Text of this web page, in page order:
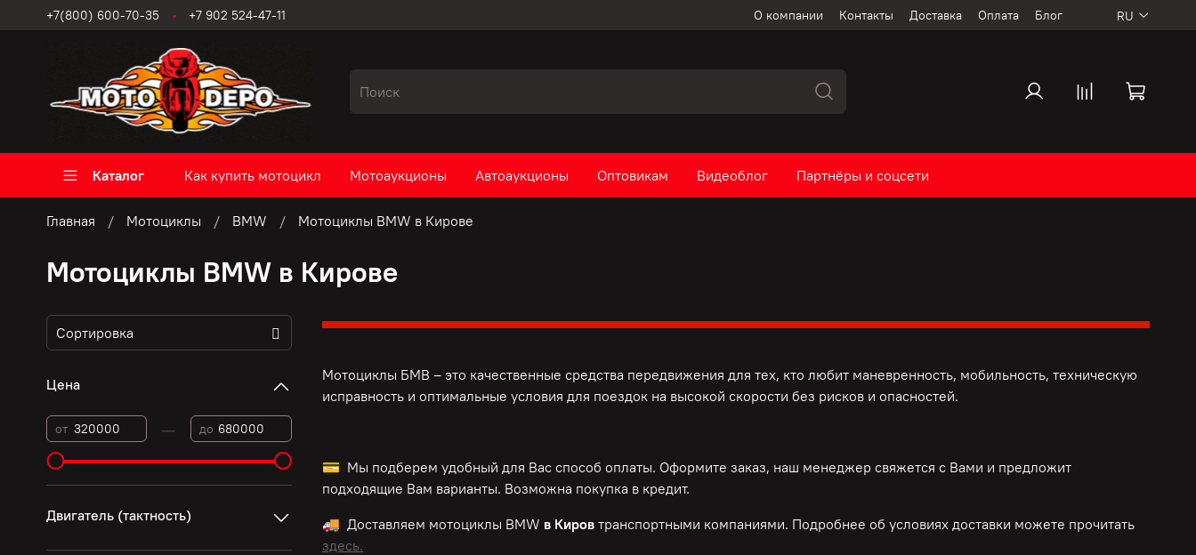
О компании Контакты Доставка Оплата Блог
+7(800) 600-70-35 +7 902 524-47-11 RU
Каталог Как купить мотоцикл Мотоаукционы Автоаукционы Оптовикам Видеоблог Партнёры и соцсети
Главная Мотоциклы BMW Мотоциклы BMW в Кирове
Мотоциклы BMW в Кирове
Мотоциклы БМВ – это качественные средства передвижения для тех, кто любит маневренность, мобильность, техническую
исправность и оптимальные условия для поездок на высокой скорости без рисков и опасностей.
💳 Мы подберем удобный для Вас способ оплаты. Оформите заказ, наш менеджер свяжется с Вами и предложит
подходящие Вам варианты. Возможна покупка в кредит.
🚚 Доставляем мотоциклы BMW в Киров транспортными компаниями. Подробнее об условиях доставки можете прочитать
здесь.
Цена
от — до
Двигатель (тактность)